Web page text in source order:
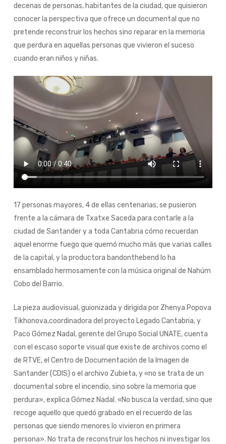
decenas de personas, habitantes de la ciudad, que quisieron
conocer la perspectiva que ofrece un documental que no
pretende reconstruir los hechos sino reparar en la memoria
que perdura en aquellas personas que vivieron el suceso
cuando eran niños y niñas.
17 personas mayores, 4 de ellas centenarias, se pusieron
frente a la cámara de Txatxe Saceda para contarle a la
ciudad de Santander y a toda Cantabria cómo recuerdan
aquel enorme fuego que quemó mucho más que varias calles
de la capital, y la productora bandonthebend lo ha
ensamblado hermosamente con la música original de Nahúm
Cobo del Barrio.
La pieza audiovisual, guionizada y dirigida por Zhenya Popova
Tikhonova,coordinadora del proyecto Legado Cantabria, y
Paco Gómez Nadal, gerente del Grupo Social UNATE, cuenta
con el escaso soporte visual que existe de archivos como el
de RTVE, el Centro de Documentación de la Imagen de
Santander (CDIS) o el archivo Zubieta, y «no se trata de un
documental sobre el incendio, sino sobre la memoria que
perdura», explica Gómez Nadal. «No busca la verdad, sino que
recoge aquello que quedó grabado en el recuerdo de las
personas que siendo menores lo vivieron en primera
persona». No trata de reconstruir los hechos ni investigar los